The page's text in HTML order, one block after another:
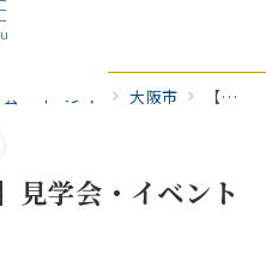
・イベント 大阪市 【メイプルホール旭】見学会・イベント開催！
見学会・イベント